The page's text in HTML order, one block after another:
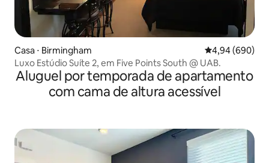
Casa ⋅ Birmingham 4,94 de uma
4,94 (690)
Luxo Estúdio Suíte 2, em Five Points South @ UAB.
Aluguel por temporada de apartamento
com cama de altura acessível